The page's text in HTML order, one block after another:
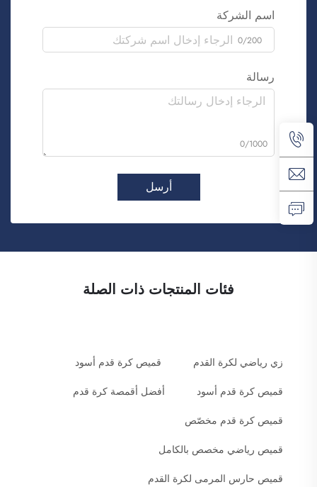
اسم الشركة
0/200
رسالة
0/1000
أرسل
فئات المنتجات ذات الصلة
زي رياضي لكرة القدم قميص كرة قدم أسود
قميص كرة قدم أسود أفضل أقمصة كرة قدم
قميص كرة قدم مخصّص
قميص رياضي مخصص بالكامل
قميص حارس المرمى لكرة القدم